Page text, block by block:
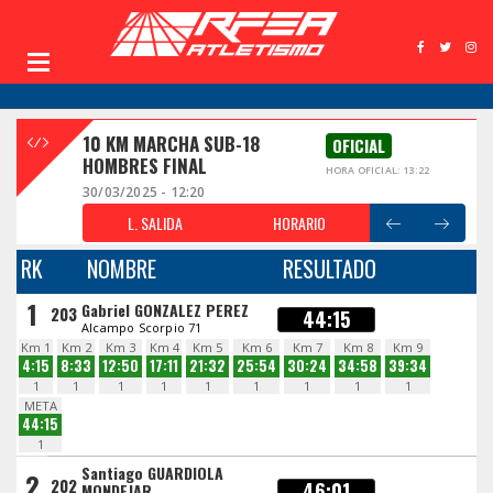
10 KM MARCHA SUB-18
HOMBRES FINAL
OFICIAL
HORA OFICIAL: 13:22
30/03/2025 - 12:20
L. SALIDA HORARIO
RK NOMBRE RESULTADO
1 203 Gabriel GONZALEZ PEREZ
Alcampo Scorpio 71 44:15
Km 1
4:15
1
Km 2
8:33
1
Km 3
12:50
1
Km 4
17:11
1
Km 5
21:32
1
Km 6
25:54
1
Km 7
30:24
1
Km 8
34:58
1
Km 9
39:34
1
META
44:15
1
202
Santiago GUARDIOLA